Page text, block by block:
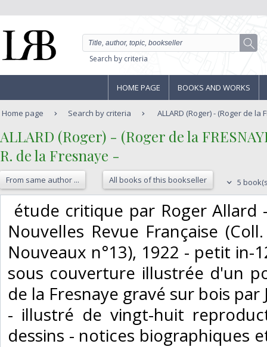
Search by criteria
HOME PAGE BOOKS AND WORKS
Home page Search by criteria ALLARD (Roger) - (Roger de la
‎ALLARD (Roger) - (Roger de la
‎R. de la Fresnaye - ‎
From same author ... All books of this bookseller 5
étude critique par Roger Allard
Nouvelles Revue Française
Nouveaux n°13), 1922 - petit in-
sous couverture illustrée d'un
de la Fresnaye gravé sur bois par
- illustré de vingt-huit
dessins - notices biographiques